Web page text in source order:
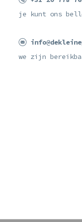
je kunt ons
we zijn